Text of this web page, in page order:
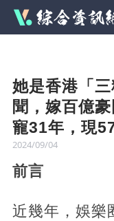
她是香港「
聞，嫁百億
寵31年，現
2024/09/04
前言
近幾年，娛樂